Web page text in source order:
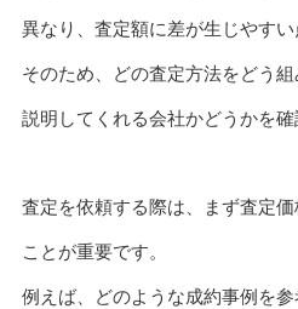
異なり、査定額に差が生じやすい
そのため、どの査定方法をどう
説明してくれる会社かどうかを確
査定を依頼する際は、まず査定
ことが重要です。
例えば、どのような成約事例を